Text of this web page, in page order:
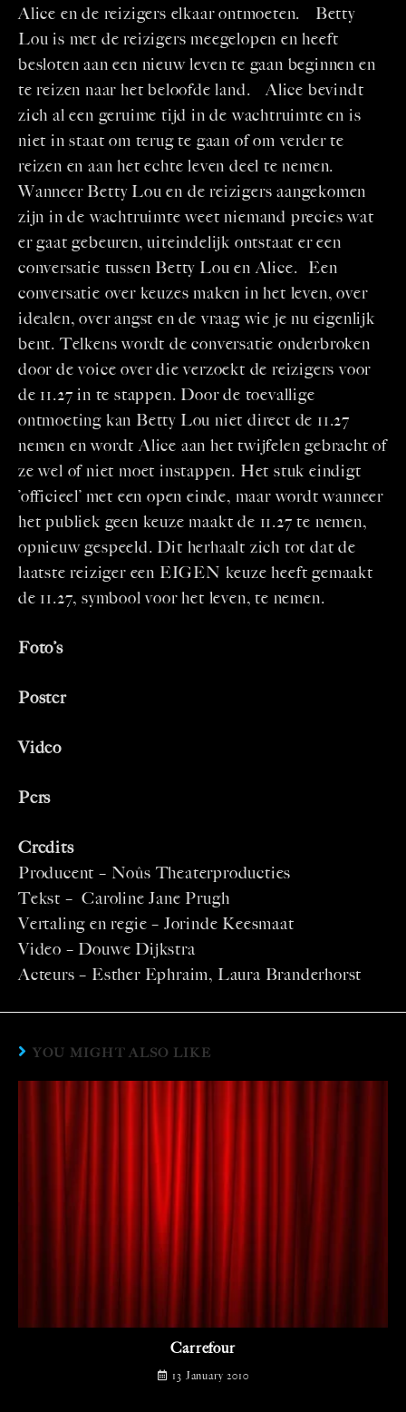
Alice en de reizigers elkaar ontmoeten. Betty
Lou is met de reizigers meegelopen en heeft
besloten aan een nieuw leven te gaan beginnen en
te reizen naar het beloofde land. Alice bevindt
zich al een geruime tijd in de wachtruimte en is
niet in staat om terug te gaan of om verder te
reizen en aan het echte leven deel te nemen.
Wanneer Betty Lou en de reizigers aangekomen
zijn in de wachtruimte weet niemand precies wat
er gaat gebeuren, uiteindelijk ontstaat er een
conversatie tussen Betty Lou en Alice. Een
conversatie over keuzes maken in het leven, over
idealen, over angst en de vraag wie je nu eigenlijk
bent. Telkens wordt de conversatie onderbroken
door de voice over die verzoekt de reizigers voor
de 11.27 in te stappen. Door de toevallige
ontmoeting kan Betty Lou niet direct de 11.27
nemen en wordt Alice aan het twijfelen gebracht of
ze wel of niet moet instappen. Het stuk eindigt
’officieel’ met een open einde, maar wordt wanneer
het publiek geen keuze maakt de 11.27 te nemen,
opnieuw gespeeld. Dit herhaalt zich tot dat de
laatste reiziger een EIGEN keuze heeft gemaakt
de 11.27, symbool voor het leven, te nemen.
Foto’s
Poster
Video
Pers
Credits
Producent – Noûs Theaterproducties
Tekst – Caroline Jane Prugh
Vertaling en regie – Jorinde Keesmaat
Video – Douwe Dijkstra
Acteurs – Esther Ephraim, Laura Branderhorst
YOU MIGHT ALSO LIKE
Carrefour
13 January 2010